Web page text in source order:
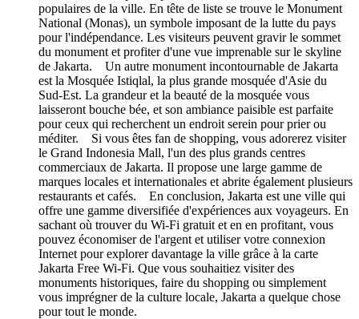
populaires de la ville. En tête de liste se trouve le Monument
National (Monas), un symbole imposant de la lutte du pays
pour l'indépendance. Les visiteurs peuvent gravir le sommet
du monument et profiter d'une vue imprenable sur le skyline
de Jakarta. Un autre monument incontournable de Jakarta
est la Mosquée Istiqlal, la plus grande mosquée d'Asie du
Sud-Est. La grandeur et la beauté de la mosquée vous
laisseront bouche bée, et son ambiance paisible est parfaite
pour ceux qui recherchent un endroit serein pour prier ou
méditer. Si vous êtes fan de shopping, vous adorerez visiter
le Grand Indonesia Mall, l'un des plus grands centres
commerciaux de Jakarta. Il propose une large gamme de
marques locales et internationales et abrite également plusieurs
restaurants et cafés. En conclusion, Jakarta est une ville qui
offre une gamme diversifiée d'expériences aux voyageurs. En
sachant où trouver du Wi-Fi gratuit et en en profitant, vous
pouvez économiser de l'argent et utiliser votre connexion
Internet pour explorer davantage la ville grâce à la carte
Jakarta Free Wi-Fi. Que vous souhaitiez visiter des
monuments historiques, faire du shopping ou simplement
vous imprégner de la culture locale, Jakarta a quelque chose
pour tout le monde.